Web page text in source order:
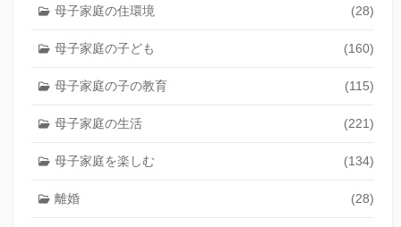
母子家庭の住環境 (28)
母子家庭の子ども (160)
母子家庭の子の教育 (115)
母子家庭の生活 (221)
母子家庭を楽しむ (134)
離婚 (28)